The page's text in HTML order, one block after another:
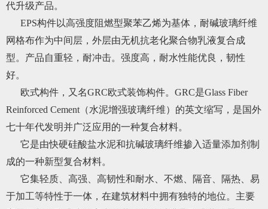
代升级产品。
EPS构件以高强度阻燃型聚苯乙烯为基体，耐碱玻璃纤维
网格布作为中间层，外层由无机抗老化聚合物乳液复合成
型。产品自重轻，耐冲击。强度高，耐水性能优良，韧性
好。
欧式构件，又名GRC欧式装饰构件。GRC是Glass Fiber
Reinforced Cement（水泥增强玻璃纤维）的英文缩写，是国外
七十年代发明并广泛应用的一种复合材料。
它是由快硬硅酸盐水泥和抗碱玻璃纤维掺入适量添加剂制
成的一种新型复合材料。
它集轻质、高强、高韧性和耐水、不燃、隔音、隔热、易
于加工等特性于一体，在建筑材料中拥有独特的地位。主要